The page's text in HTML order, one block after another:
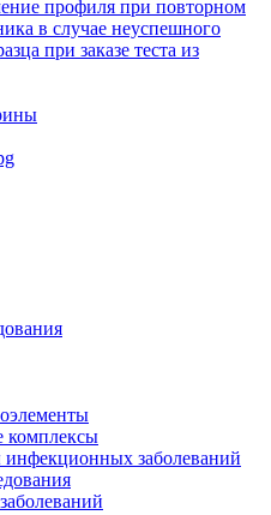
профиля при повторном
в случае неуспешного
при заказе теста из
комплексы
заболеваний